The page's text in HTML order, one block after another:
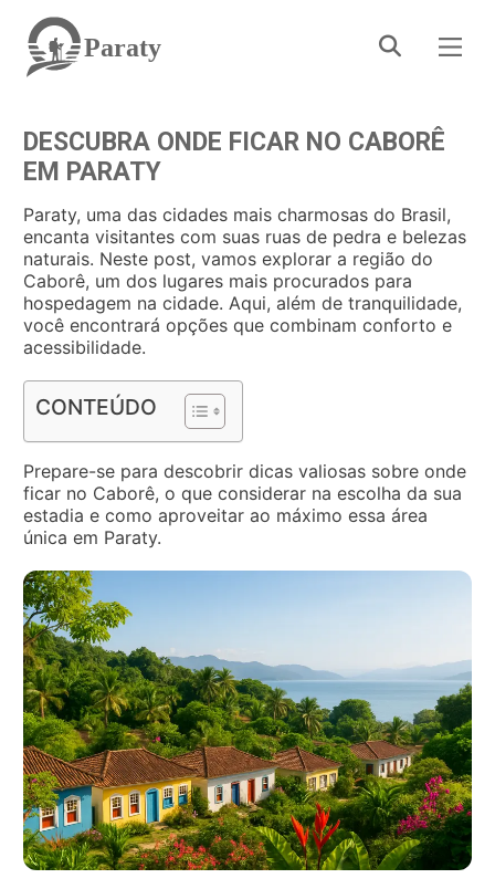
Paraty
DESCUBRA ONDE FICAR NO CABORÊ
EM PARATY
Paraty, uma das cidades mais charmosas do Brasil,
encanta visitantes com suas ruas de pedra e belezas
naturais. Neste post, vamos explorar a região do
Caborê, um dos lugares mais procurados para
hospedagem na cidade. Aqui, além de tranquilidade,
você encontrará opções que combinam conforto e
acessibilidade.
CONTEÚDO
Prepare-se para descobrir dicas valiosas sobre onde
ficar no Caborê, o que considerar na escolha da sua
estadia e como aproveitar ao máximo essa área
única em Paraty.